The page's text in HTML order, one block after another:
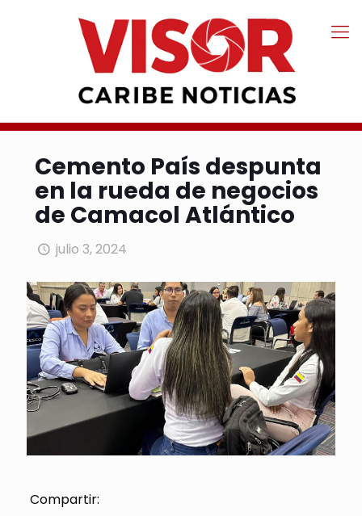
Cemento País despunta
en la rueda de negocios
de Camacol Atlántico
julio 3, 2024
Compartir: